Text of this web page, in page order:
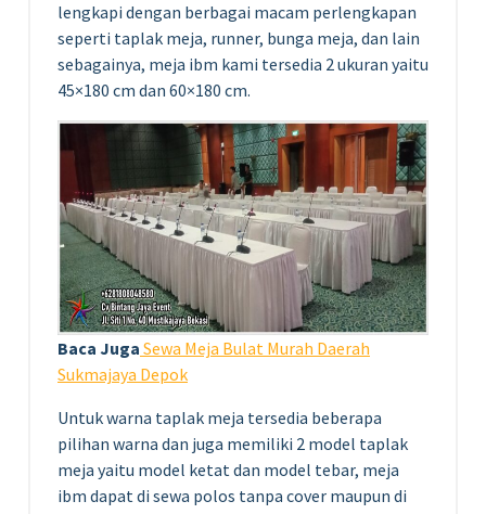
lengkapi dengan berbagai macam perlengkapan
seperti taplak meja, runner, bunga meja, dan lain
sebagainya, meja ibm kami tersedia 2 ukuran yaitu
45×180 cm dan 60×180 cm.
Baca Juga Sewa Meja Bulat Murah Daerah
Sukmajaya Depok
Untuk warna taplak meja tersedia beberapa
pilihan warna dan juga memiliki 2 model taplak
meja yaitu model ketat dan model tebar, meja
ibm dapat di sewa polos tanpa cover maupun di